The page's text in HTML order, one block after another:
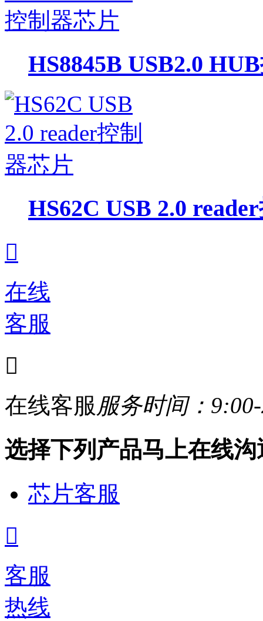
HS8845B USB2.0
HS62C USB 2.0

在线
客服

在线客服服务时间：
选择下列产品马上在线沟
芯片客服

客服
热线